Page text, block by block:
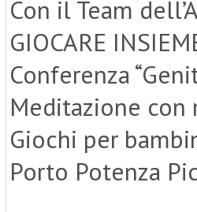
Con il Team
GIOCARE
Conferenza
Meditazione con
Giochi per
Porto Potenza